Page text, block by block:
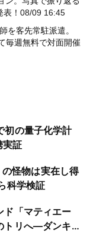
！ 08/09 16:45
を客先常駐派遣。
毎週無料で対面開催
初の量子化学計
証
怪物は実在し得
科学検証
ド「マティエー
トリへ―ダンキン